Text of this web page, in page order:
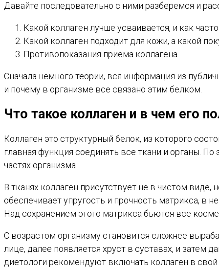
Давайте последовательно с ними разберемся и
Какой коллаген лучше усваивается, и как
Какой коллаген подходит для кожи, а какой
Противопоказания приема коллагена.
Сначала немного теории, вся информация из
и почему в организме все связано этим белком.
Что такое коллаген и в чем его
Коллаген это структурный белок, из которого
главная функция соединять все ткани и органы.
частях организма.
В тканях коллаген присутствует не в чистом
обеспечивает упругость и прочность матрикса, в
Над сохранением этого матрикса бьются все
С возрастом организму становится сложнее
лице, далее появляется хруст в суставах, и затем
диетологи рекомендуют включать коллаген в